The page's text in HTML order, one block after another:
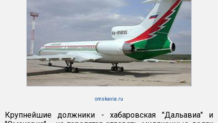
omskavia.ru
Крупнейшие должники - хабаровская "Дальавиа" и